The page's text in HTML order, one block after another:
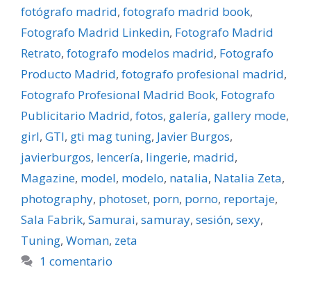
fotógrafo madrid, fotografo madrid book,
Fotografo Madrid Linkedin, Fotografo Madrid
Retrato, fotografo modelos madrid, Fotografo
Producto Madrid, fotografo profesional madrid,
Fotografo Profesional Madrid Book, Fotografo
Publicitario Madrid, fotos, galerí­a, gallery mode,
girl, GTI, gti mag tuning, Javier Burgos,
javierburgos, lencerí­a, lingerie, madrid,
Magazine, model, modelo, natalia, Natalia Zeta,
photography, photoset, porn, porno, reportaje,
Sala Fabrik, Samurai, samuray, sesión, sexy,
Tuning, Woman, zeta
1 comentario